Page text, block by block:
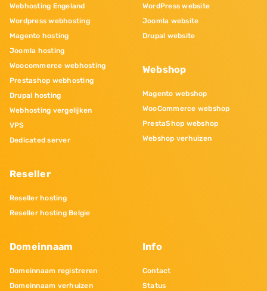
Webhosting Engeland
Wordpress webhosting
Magento hosting
Joomla hosting
Woocommerce webhosting
Prestashop webhosting
Drupal hosting
Webhosting vergelijken
VPS
Dedicated server
Reseller
Reseller hosting
Reseller hosting Belgie
WordPress website
Joomla website
Drupal website
Webshop
Magento webshop
WooCommerce webshop
PrestaShop webshop
Webshop verhuizen
Domeinnaam
Domeinnaam registreren
Domeinnaam verhuizen
Info
Contact
Status